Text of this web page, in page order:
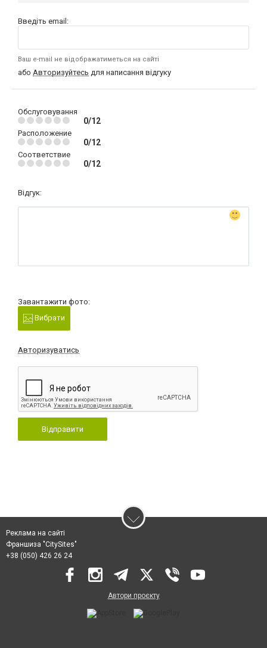
Введіть email:
Ваш e-mail не відображатиметься на сайті
або Авторизуйтесь для написання відгуку
Обслуговування
0/12
Расположение
0/12
Соответствие
0/12
Відгук:
Завантажити фото:
Вибрати
Авторизуватись
Відправити
Реклама на сайті
Франшиза "CitySites"
+38 (050) 426 26 24
Автори проєкту